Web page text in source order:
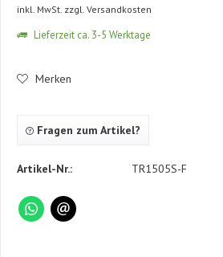
inkl. MwSt. zzgl. Versandkosten
Lieferzeit ca. 3-5 Werktage
Merken
Fragen zum Artikel?
Artikel-Nr.: TR1505S-F